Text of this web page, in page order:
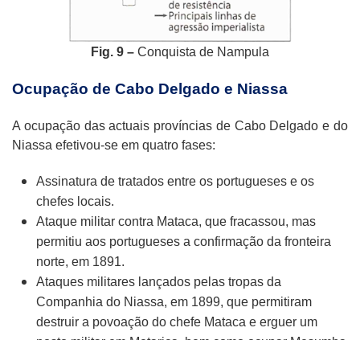
Fig. 9 – Conquista de Nampula
Ocupação de Cabo Delgado e Niassa
A ocupação das actuais províncias de Cabo Delgado e do
Niassa efetivou-se em quatro fases:
Assinatura de tratados entre os portugueses e os
chefes locais.
Ataque militar contra Mataca, que fracassou, mas
permitiu aos portugueses a confirmação da fronteira
norte, em 1891.
Ataques militares lançados pelas tropas da
Companhia do Niassa, em 1899, que permitiram
destruir a povoação do chefe Mataca e erguer um